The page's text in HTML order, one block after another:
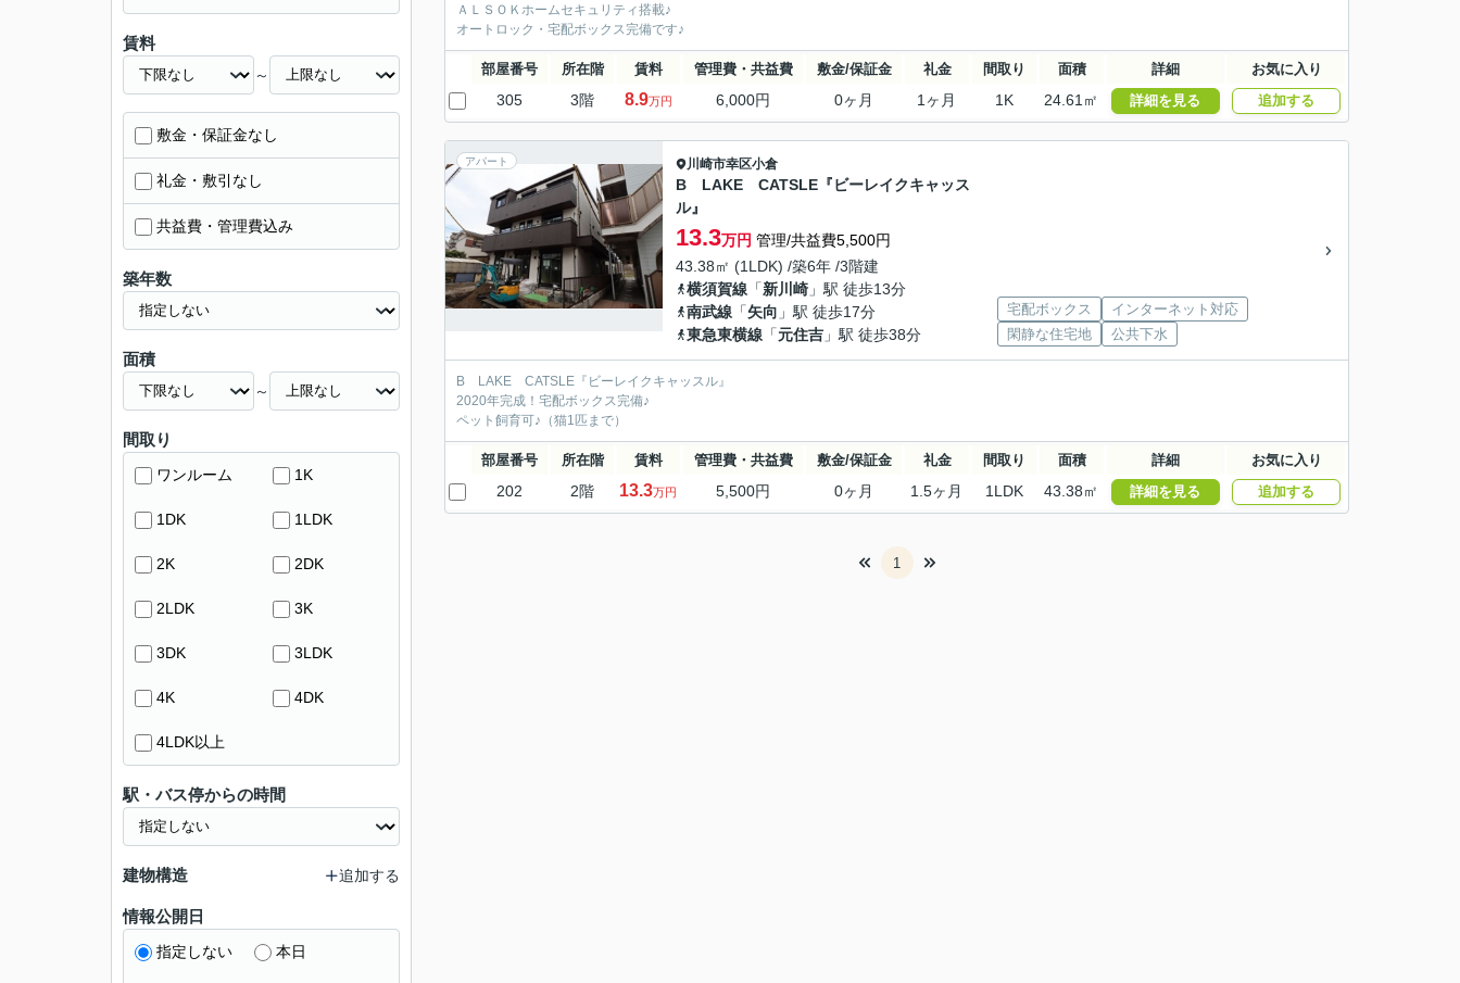
ＡＬＳＯＫホームセキュリティ搭載♪
オートロック・宅配ボックス完備です♪
部屋番号 所在階 賃料 管理費・共益費 敷金/保証金 礼金 間取り 面積 詳細 お気に入り
305 3階 8.9万円 6,000円 0ヶ月 1ヶ月 1K 24.61㎡ 詳細を見る 追加する
アパート 川崎市幸区小倉
B LAKE CATSLE『ビーレイクキャッス
ル』
13.3万円 管理/共益費5,500円
43.38㎡ (1LDK) /築6年 /3階建
横須賀線 「新川崎 」駅 徒歩13分
南武線 「矢向 」駅 徒歩17分
東急東横線 「元住吉 」駅 徒歩38分
宅配ボックス
インターネット対応
閑静な住宅地
公共下水
B LAKE CATSLE『ビーレイクキャッスル』
2020年完成！宅配ボックス完備♪
ペット飼育可♪（猫1匹まで）
部屋番号 所在階 賃料 管理費・共益費 敷金/保証金 礼金 間取り 面積 詳細 お気に入り
202 2階 13.3万円 5,500円 0ヶ月 1.5ヶ月 1LDK 43.38㎡ 詳細を見る 追加する
1
賃料
～
敷金・保証金なし
礼金・敷引なし
共益費・管理費込み
築年数
面積
～
間取り
ワンルーム 1K
1DK 1LDK
2K 2DK
2LDK 3K
3DK 3LDK
4K 4DK
4LDK以上
駅・バス停からの時間
建物構造 追加する
情報公開日
指定しない 本日